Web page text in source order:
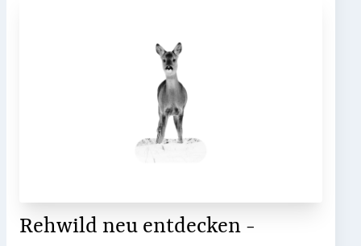
Rehwild neu entdecken -